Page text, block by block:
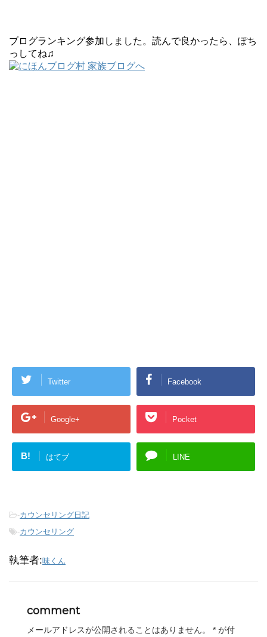
ブログランキング参加しました。読んで良かったら、ぽち
っしてね♫
Twitter Facebook
Google+ Pocket
B! はてブ LINE
-カウンセリング日記
-カウンセリング
執筆者:味くん
comment
メールアドレスが公開されることはありません。 * が付